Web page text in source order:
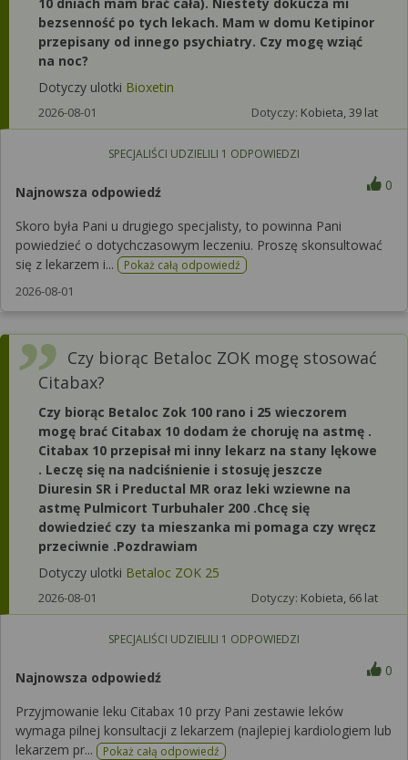
bezsenność po tych lekach. Mam w domu Ketipinor
przepisany od innego psychiatry. Czy mogę wziąć
na noc?
Dotyczy ulotki Bioxetin
2026-08-01 Dotyczy: Kobieta, 39 lat
SPECJALIŚCI UDZIELILI 1 ODPOWIEDZI
Najnowsza odpowiedź 0
Skoro była Pani u drugiego specjalisty, to powinna Pani
powiedzieć o dotychczasowym leczeniu. Proszę skonsultować
się z lekarzem i...
Pokaż całą odpowiedź
2026-08-01
Czy biorąc Betaloc ZOK mogę stosować
Citabax?
Czy biorąc Betaloc Zok 100 rano i 25 wieczorem
mogę brać Citabax 10 dodam że choruję na astmę .
Citabax 10 przepisał mi inny lekarz na stany lękowe
. Leczę się na nadciśnienie i stosuję jeszcze
Diuresin SR i Preductal MR oraz leki wziewne na
astmę Pulmicort Turbuhaler 200 .Chcę się
dowiedzieć czy ta mieszanka mi pomaga czy wręcz
przeciwnie .Pozdrawiam
Dotyczy ulotki Betaloc ZOK 25
2026-08-01 Dotyczy: Kobieta, 66 lat
SPECJALIŚCI UDZIELILI 1 ODPOWIEDZI
Najnowsza odpowiedź 0
Przyjmowanie leku Citabax 10 przy Pani zestawie leków
wymaga pilnej konsultacji z lekarzem (najlepiej kardiologiem lub
lekarzem pr...
Pokaż całą odpowiedź